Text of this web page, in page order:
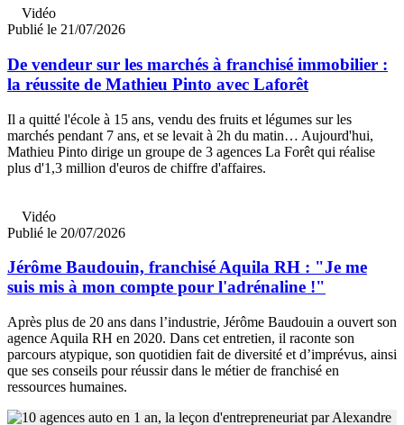
Vidéo
Publié le 21/07/2026
De vendeur sur les marchés à franchisé immobilier :
la réussite de Mathieu Pinto avec Laforêt
Il a quitté l'école à 15 ans, vendu des fruits et légumes sur les
marchés pendant 7 ans, et se levait à 2h du matin… Aujourd'hui,
Mathieu Pinto dirige un groupe de 3 agences La Forêt qui réalise
plus d'1,3 million d'euros de chiffre d'affaires.
Vidéo
Publié le 20/07/2026
Jérôme Baudouin, franchisé Aquila RH : "Je me
suis mis à mon compte pour l'adrénaline !"
Après plus de 20 ans dans l’industrie, Jérôme Baudouin a ouvert son
agence Aquila RH en 2020. Dans cet entretien, il raconte son
parcours atypique, son quotidien fait de diversité et d’imprévus, ainsi
que ses conseils pour réussir dans le métier de franchisé en
ressources humaines.